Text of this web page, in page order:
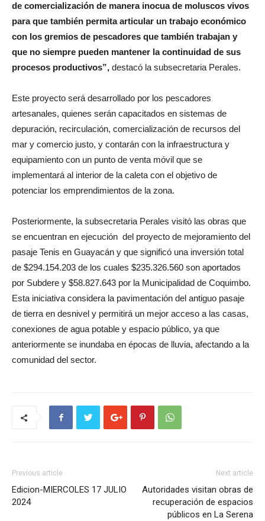
de comercialización de manera inocua de moluscos vivos
para que también permita articular un trabajo económico
con los gremios de pescadores que también trabajan y
que no siempre pueden mantener la continuidad de sus
procesos productivos”, destacó la subsecretaria Perales.
Este proyecto será desarrollado por los pescadores
artesanales, quienes serán capacitados en sistemas de
depuración, recirculación, comercialización de recursos del
mar y comercio justo, y contarán con la infraestructura y
equipamiento con un punto de venta móvil que se
implementará al interior de la caleta con el objetivo de
potenciar los emprendimientos de la zona.
Posteriormente, la subsecretaria Perales visitó las obras que
se encuentran en ejecución del proyecto de mejoramiento del
pasaje Tenis en Guayacán y que significó una inversión total
de $294.154.203 de los cuales $235.326.560 son aportados
por Subdere y $58.827.643 por la Municipalidad de Coquimbo.
Esta iniciativa considera la pavimentación del antiguo pasaje
de tierra en desnivel y permitirá un mejor acceso a las casas,
conexiones de agua potable y espacio público, ya que
anteriormente se inundaba en épocas de lluvia, afectando a la
comunidad del sector.
Previous article
Edicion-MIERCOLES 17 JULIO
2024
Next article
Autoridades visitan obras de
recuperación de espacios
públicos en La Serena